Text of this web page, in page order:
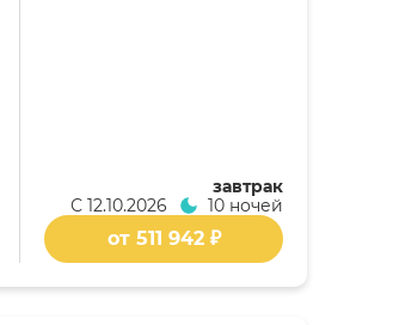
завтрак
С 12.10.2026 10 ночей
от 511 942 ₽